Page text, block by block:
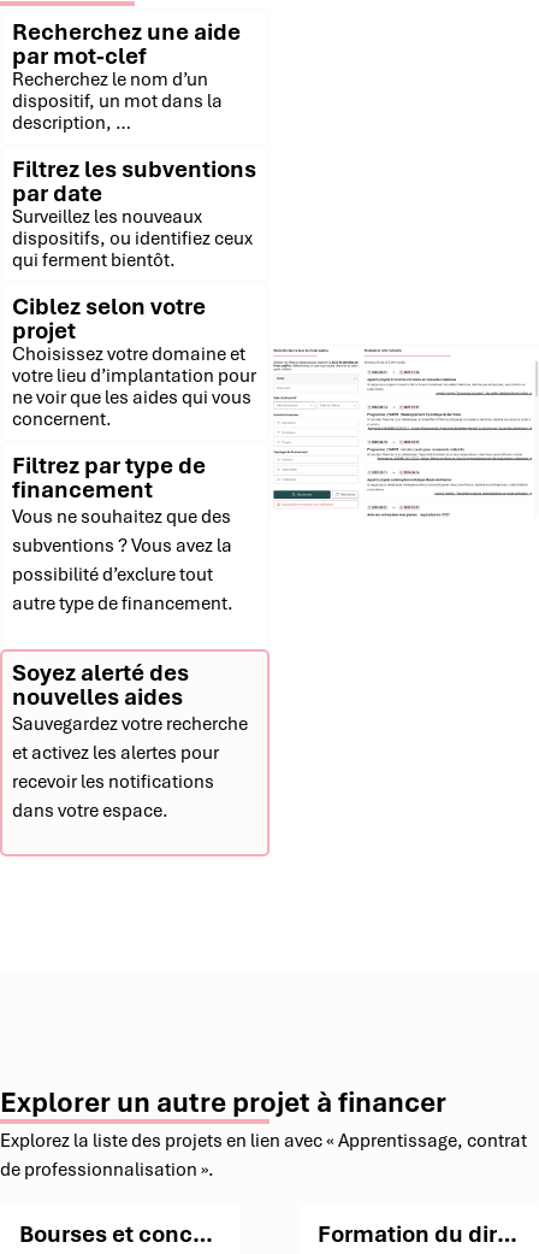
Recherchez une aide
par mot-clef
Recherchez le nom d’un
dispositif, un mot dans la
description, …
Filtrez les subventions
par date
Surveillez les nouveaux
dispositifs, ou identifiez ceux
qui ferment bientôt.
Ciblez selon votre
projet
Choisissez votre domaine et
votre lieu d’implantation pour
ne voir que les aides qui vous
concernent.
Filtrez par type de
financement
Vous ne souhaitez que des
subventions ? Vous avez la
possibilité d’exclure tout
autre type de financement.
Soyez alerté des
nouvelles aides
Sauvegardez votre recherche
et activez les alertes pour
recevoir les notifications
dans votre espace.
Explorer un autre projet à financer
Explorez la liste des projets en lien avec « Apprentissage, contrat
de professionnalisation ».
Bourses et concours Formation du dirigeant